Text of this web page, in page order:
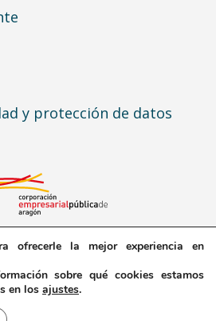
y protección de datos
Empresarial · Todos los
reservados
ofrecerle la mejor experiencia en
sobre qué cookies estamos
en los ajustes.